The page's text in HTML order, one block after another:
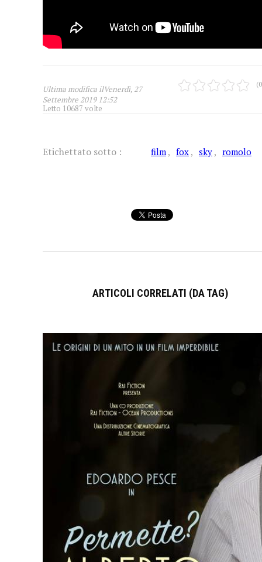
Ultima modifica ilVenerdì, 27
Settembre 2019 12:52
Letto 10687 volte
Etichettato sotto : film fox sky romolo
ARTICOLI CORRELATI (DA TAG)